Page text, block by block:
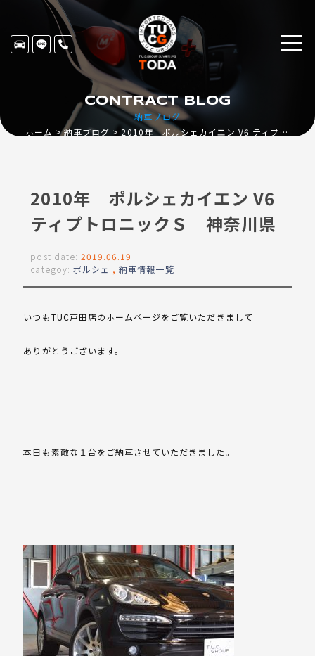
納車ブログ
CONTRACT BLOG
ホーム 納車ブログ 2010年 ポルシェカイエン V6 ティプトロニックＳ 神奈川県
2010年 ポルシェカイエン V6
ティプトロニックＳ 神奈川県
post date: 2019.06.19
categoy: ポルシェ ,納車情報一覧
いつもTUC戸田店のホームページをご覧いただきまして
ありがとうございます。
本日も素敵な１台をご納車させていただきました。